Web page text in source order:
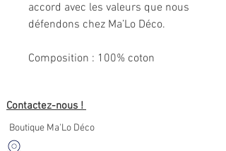
accord avec les valeurs que nous
défendons chez Ma’Lo Déco.
Composition : 100% coton
Contactez-nous !
Boutique Ma'Lo Déco